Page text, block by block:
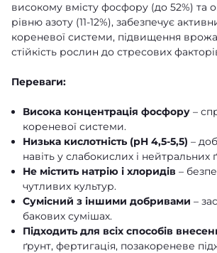
високому вмісту фосфору (до 52%) та
рівню азоту (11-12%), забезпечує
кореневої системи, підвищення
стійкість рослин до стресових
Переваги:
Висока концентрація фосфору –
кореневої системи.
Низька кислотність (pH 4,5-5,5) –
навіть у слабокислих і нейтральних
Не містить натрію і хлоридів –
чутливих культур.
Сумісний з іншими добривами –
бакових сумішах.
Підходить для всіх способів
ґрунт, фертигація, позакореневе